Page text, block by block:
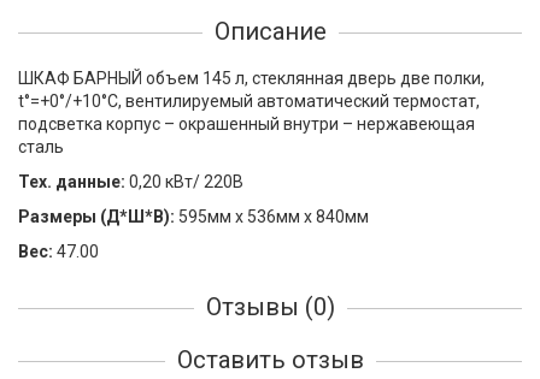
Описание
ШКАФ БАРНЫЙ объем 145 л, стеклянная дверь две полки,
t°=+0°/+10°C, вентилируемый автоматический термостат,
подсветка корпус – окрашенный внутри – нержавеющая
сталь
Тех. данные: 0,20 кВт/ 220В
Размеры (Д*Ш*В): 595мм x 536мм x 840мм
Вес: 47.00
Отзывы (0)
Оставить отзыв